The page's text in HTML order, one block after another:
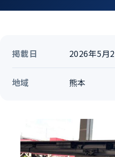
掲載日 2026年5月
地域 熊本